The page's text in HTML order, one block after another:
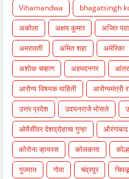
Vihamandwa
bhagatsingh
अकोला
अक्षय कुमार अजित
अमरावती
अमित शहा अमेरिका
अशोक चव्हाण
अहमदनगर
आरोग्य विषयक माहिती
आरोग्यमंत्री
उत्तर प्रदेश
उदयनराजे भोसले
ओवैसींवर देशद्रोहाचा गुन्हा
औरंगाबाद
कोरोना व्हायरस
कोलकत्ता
गुजरात
गोवा चंद्रपूर